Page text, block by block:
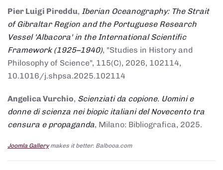
Pier Luigi Pireddu, Iberian Oceanography: The Strait
of Gibraltar Region and the Portuguese Research
Vessel 'Albacora' in the International Scientific
Framework (1925–1940), "Studies in History and
Philosophy of Science", 115(C), 2026, 102114,
10.1016/j.shpsa.2025.102114
Angelica Vurchio, Scienziati da copione. Uomini e
donne di scienza nei biopic italiani del Novecento tra
censura e propaganda, Milano: Bibliografica, 2025.
Joomla Gallerymakes it better. Balbooa.com